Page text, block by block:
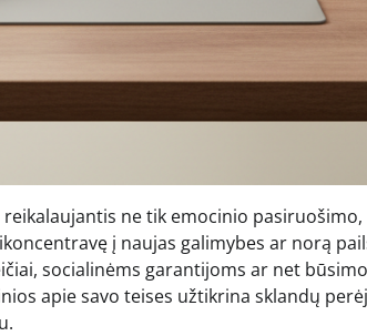
ne tik emocinio
į naujas galimybes ar norą
socialinėms garantijoms ar net
apie savo teises užtikrina sklandų